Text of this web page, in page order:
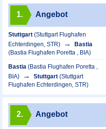
1. Angebot
Stuttgart (Stuttgart Flughafen
Echterdingen, STR)
Bastia
(Bastia Flughafen Poretta , BIA)
Bastia (Bastia Flughafen Poretta ,
BIA)
Stuttgart (Stuttgart
Flughafen Echterdingen, STR)
2. Angebot